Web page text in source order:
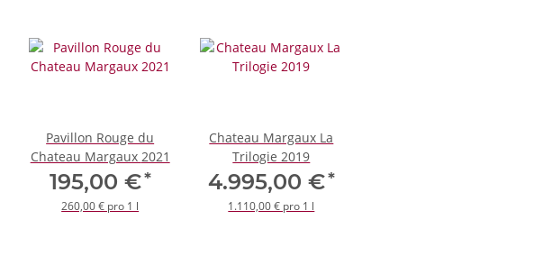
Pavillon Rouge du
Chateau Margaux 2021
195,00 €*
260,00 € pro 1 l
Chateau Margaux La
Trilogie 2019
4.995,00 €*
1.110,00 € pro 1 l